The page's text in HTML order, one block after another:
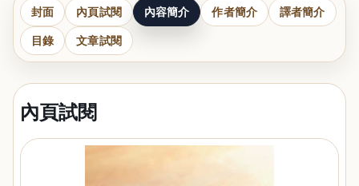
封面 內頁試閱 內容簡介 作者簡介 譯者簡介
目錄 文章試閱
內頁試閱